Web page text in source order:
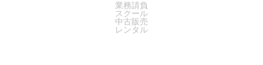
業務請負
スクール
中古販売
レンタル